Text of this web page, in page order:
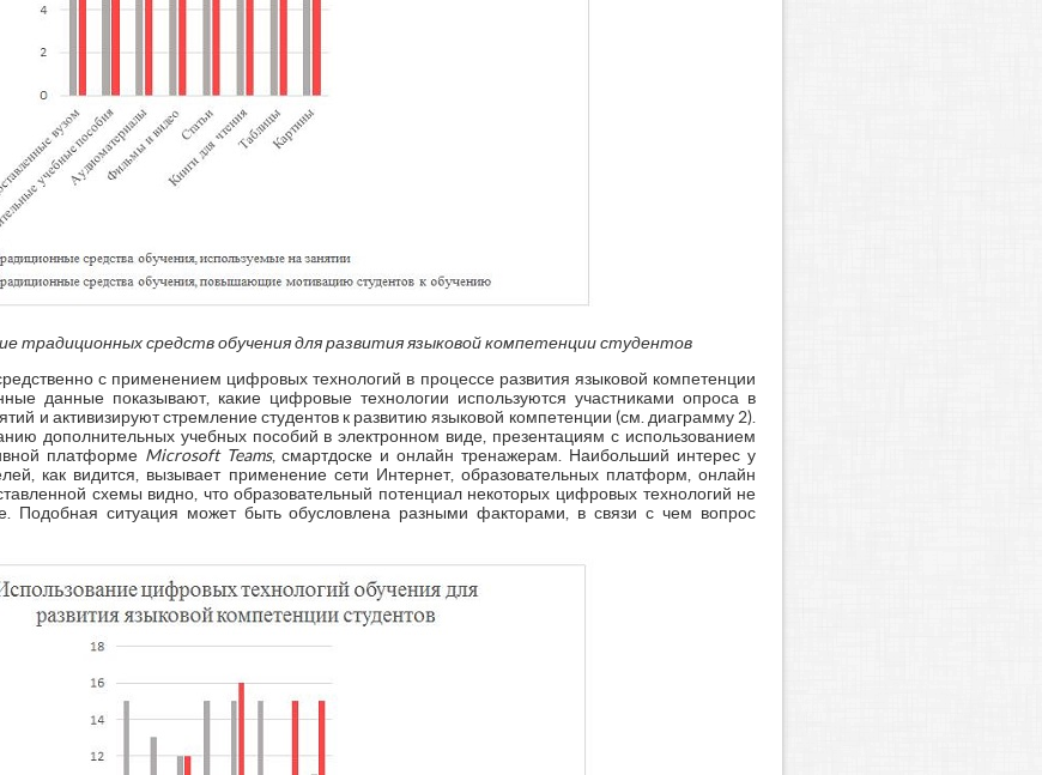
традиционных средств обучения для развития языковой компетенции студентов
с применением цифровых технологий в процессе развития языковой компетенции
данные показывают, какие цифровые технологии используются участниками опроса в
и активизируют стремление студентов к развитию языковой компетенции (см. диаграмму 2).
дополнительных учебных пособий в электронном виде, презентациям с использованием
платформе Microsoft Teams, смартдоске и онлайн тренажерам. Наибольший интерес у
как видится, вызывает применение сети Интернет, образовательных платформ, онлайн
схемы видно, что образовательный потенциал некоторых цифровых технологий не
Подобная ситуация может быть обусловлена разными факторами, в связи с чем вопрос